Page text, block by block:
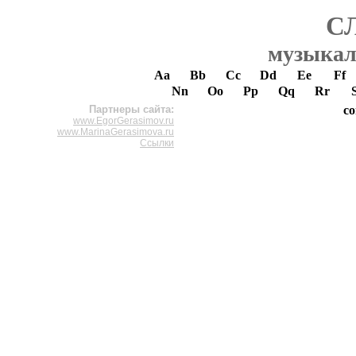
Aa Bb Cc Dd Ee
Ff
Nn
Oo Pp Qq Rr
Партнеры сайта:
www.EgorGerasimov.ru
www.MarinaGerasimova.ru
Ссылки